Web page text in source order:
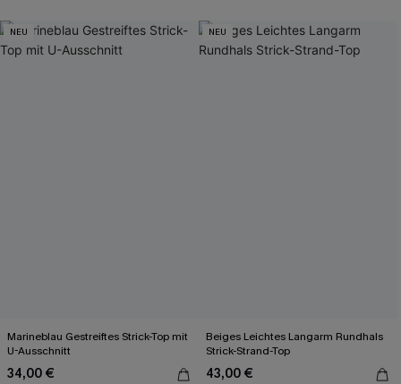
NEU
Marineblau Gestreiftes Strick-Top mit
U-Ausschnitt
34,00 €
NEU
Beiges Leichtes Langarm Rundhals
Strick-Strand-Top
43,00 €